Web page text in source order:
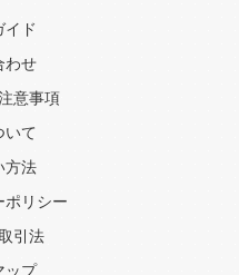
イド
わせ
意事項
いて
方法
ポリシー
引法
ップ